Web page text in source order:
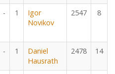
- 1
Igor
Novikov
2547 8
- 1
Daniel
Hausrath
2478 14